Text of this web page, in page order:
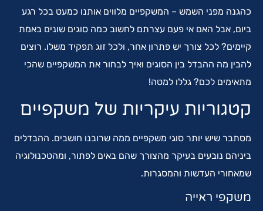
כהגנה מפני השמש – המשקפיים מלווים אותנו כמעט בכל רגע
ביום, אבל האם אי פעם עצרתם לחשוב כמה סוגים שונים באמת
קיימים? לכל צורך יש פתרון אחר, ולכל זוג תפקיד משלו. רוצים
להבין מה ההבדל בין הסוגים ואיך לבחור את המשקפיים שהכי
מתאימים לכם? גללו למטה!
קטגוריות עיקריות של משקפיים
מסתבר שיש יותר סוגי משקפיים ממה שרובנו חושבים. ההבדלים
ביניהם נובעים בעיקר מהצורך שהם באים לפתור, ומהטכנולוגיה
שמאחורי העדשות והמסגרות.
משקפי ראייה